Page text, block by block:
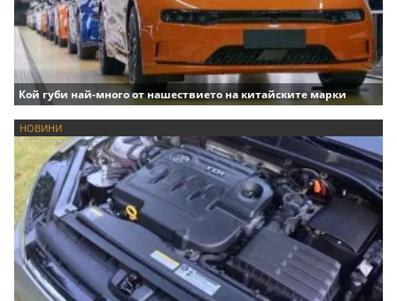
Кой губи най-много от нашествието на китайските марки
НОВИНИ